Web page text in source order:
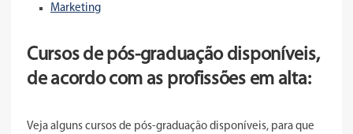
Marketing
Cursos de pós-graduação disponíveis,
de acordo com as profissões em alta:
Veja alguns cursos de pós-graduação disponíveis, para que